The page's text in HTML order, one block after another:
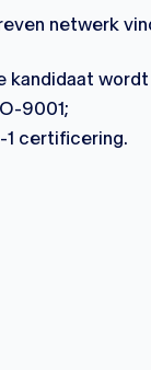
netwerk
kandidaat
9001;
1 certificering.